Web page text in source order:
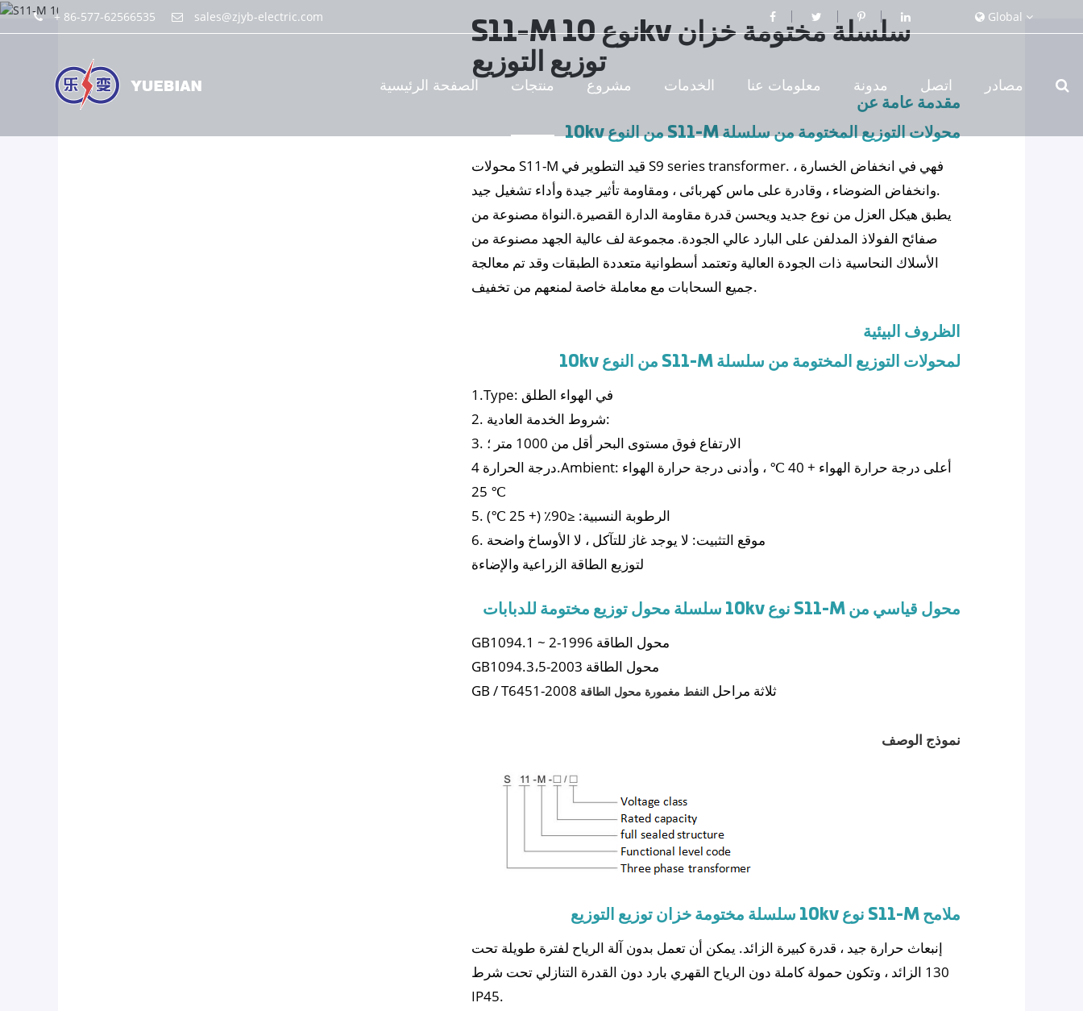
+ 86-577-62566535 sales@zjyb-electric.com Global
الصفحة الرئيسية منتجات مشروع الخدمات معلومات عنا مدونة اتصل مصادر
S11-M نوع 10kv سلسلة مختومة خزان
توزيع التوزيع
مقدمة عامة عن
محولات التوزيع المختومة من سلسلة S11-M من النوع 10kv
محولات S11-M قيد التطوير في S9 series transformer. فهي في انخفاض الخسارة ،
وانخفاض الضوضاء ، وقادرة على ماس كهربائى ، ومقاومة تأثير جيدة وأداء تشغيل جيد.
يطبق هيكل العزل من نوع جديد ويحسن قدرة مقاومة الدارة القصيرة.النواة مصنوعة من
صفائح الفولاذ المدلفن على البارد عالي الجودة. مجموعة لف عالية الجهد مصنوعة من
الأسلاك النحاسية ذات الجودة العالية وتعتمد أسطوانية متعددة الطبقات وقد تم معالجة
جميع السحابات مع معاملة خاصة لمنعهم من تخفيف.
الظروف البيئية
لمحولات التوزيع المختومة من سلسلة S11-M من النوع 10kv
1.Type: في الهواء الطلق
2. شروط الخدمة العادية:
3. الارتفاع فوق مستوى البحر أقل من 1000 متر ؛
درجة الحرارة 4.Ambient: أعلى درجة حرارة الهواء + 40 ℃ ، وأدنى درجة حرارة الهواء
25 ℃
5. الرطوبة النسبية: ≤90٪ (+ 25 ℃)
6. موقع التثبيت: لا يوجد غاز للتآكل ، لا الأوساخ واضحة
لتوزيع الطاقة الزراعية والإضاءة
محول قياسي من S11-M نوع 10kv سلسلة محول توزيع مختومة للدبابات
GB1094.1 ~ 2-1996 محول الطاقة
GB1094.3،5-2003 محول الطاقة
GB / T6451-2008 ثلاثة مراحل النفط مغمورة محول الطاقة
نموذج الوصف
ملامح S11-M نوع 10kv سلسلة مختومة خزان توزيع التوزيع
إنبعاث حرارة جيد ، قدرة كبيرة الزائد. يمكن أن تعمل بدون آلة الرياح لفترة طويلة تحت
130 الزائد ، وتكون حمولة كاملة دون الرياح القهري بارد دون القدرة التنازلي تحت شرط
IP45.